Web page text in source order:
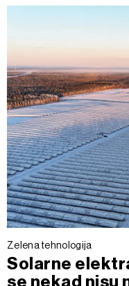
Zelena tehnologija
Solarne
se nekad nisu